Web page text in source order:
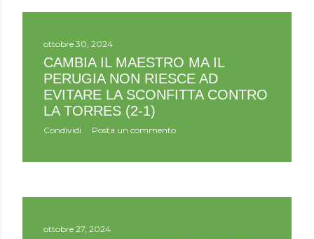
ottobre 30, 2024
CAMBIA IL MAESTRO MA IL
PERUGIA NON RIESCE AD
EVITARE LA SCONFITTA CONTRO
LA TORRES (2-1)
Condividi Posta un commento
ottobre 27, 2024